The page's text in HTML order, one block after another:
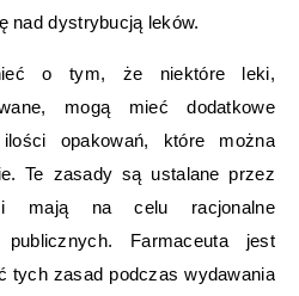
nad dystrybucją leków.
o tym, że niektóre leki,
mogą mieć dodatkowe
opakowań, które można
Te zasady są ustalane przez
i mają na celu racjonalne
Farmaceuta jest
tych zasad podczas wydawania